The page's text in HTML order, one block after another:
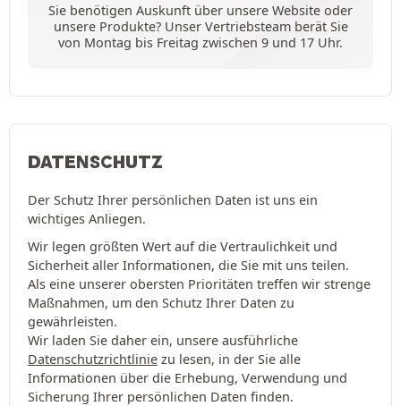
Sie benötigen Auskunft über unsere Website oder
unsere Produkte? Unser Vertriebsteam berät Sie
von Montag bis Freitag zwischen 9 und 17 Uhr.
DATENSCHUTZ
Der Schutz Ihrer persönlichen Daten ist uns ein
wichtiges Anliegen.
Wir legen größten Wert auf die Vertraulichkeit und
Sicherheit aller Informationen, die Sie mit uns teilen.
Als eine unserer obersten Prioritäten treffen wir strenge
Maßnahmen, um den Schutz Ihrer Daten zu
gewährleisten.
Wir laden Sie daher ein, unsere ausführliche
Datenschutzrichtlinie zu lesen, in der Sie alle
Informationen über die Erhebung, Verwendung und
Sicherung Ihrer persönlichen Daten finden.